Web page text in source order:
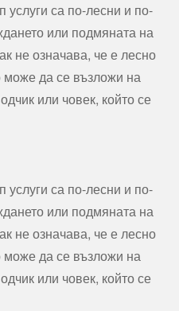
услуги са по-лесни и по-
или подмяната на
не означава, че е лесно
може да се възложи на
или човек, който се
услуги са по-лесни и по-
или подмяната на
не означава, че е лесно
може да се възложи на
или човек, който се